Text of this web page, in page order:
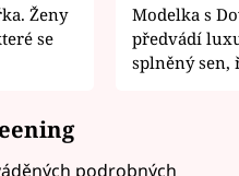
Ženy
se
Modelka s
předvádí
splněný sen,
podrobných